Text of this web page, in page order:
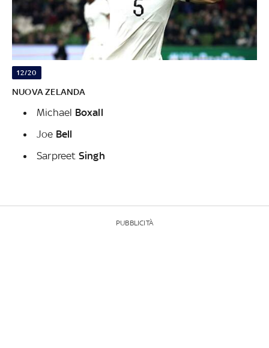
12/20
NUOVA ZELANDA
Michael Boxall
Joe Bell
Sarpreet Singh
PUBBLICITÀ